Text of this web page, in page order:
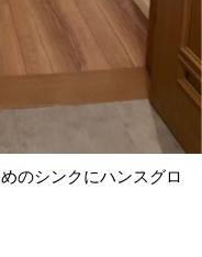
のシンクにハンスグロ